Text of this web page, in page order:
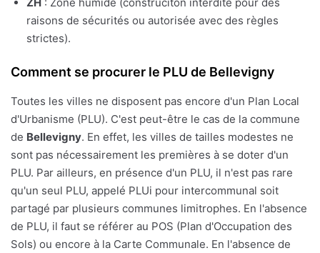
raisons de sécurités ou autorisée avec des règles
strictes).
Comment se procurer le PLU de Bellevigny
Toutes les villes ne disposent pas encore d'un Plan Local
d'Urbanisme (PLU). C'est peut-être le cas de la commune
de Bellevigny. En effet, les villes de tailles modestes ne
sont pas nécessairement les premières à se doter d'un
PLU. Par ailleurs, en présence d'un PLU, il n'est pas rare
qu'un seul PLU, appelé PLUi pour intercommunal soit
partagé par plusieurs communes limitrophes. En l'absence
de PLU, il faut se référer au POS (Plan d'Occupation des
Sols) ou encore à la Carte Communale. En l'absence de